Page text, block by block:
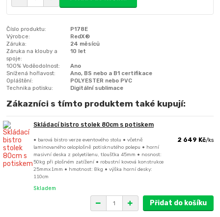
Číslo produktu:
P178E
Výrobce:
RedX®
Záruka:
24 měsíců
Záruka na klouby a
spoje:
10 let
100% Voděodolnost:
Ano
Snížená hořlavost:
Ano, BS nebo a B1 certifikace
Opláštění:
POLYESTER nebo PVC
Technika potisku:
Digitální sublimace
Zákazníci s tímto produktem také kupují:
Skládací bistro stolek 80cm s potiskem
• barová bistro verze eventového stolu • včetně
laminovaného celoplošně potisknutého polepu • horní
masivní deska z polyetilenu, tloušťka 45mm • nosnost:
50kg při plošném zatížení • robustní kovová konstrukce
25mmx1mm • hmotnost: 8kg • výška horní desky:
110cm
2 649 Kč/ks
Skladem
Přidat do košíku